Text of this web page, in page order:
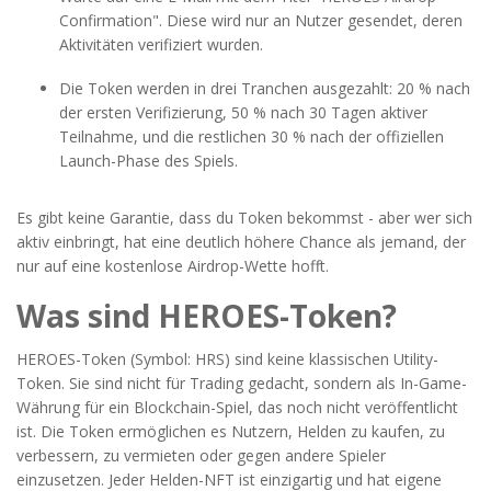
Confirmation". Diese wird nur an Nutzer gesendet, deren
Aktivitäten verifiziert wurden.
Die Token werden in drei Tranchen ausgezahlt: 20 % nach
der ersten Verifizierung, 50 % nach 30 Tagen aktiver
Teilnahme, und die restlichen 30 % nach der offiziellen
Launch-Phase des Spiels.
Es gibt keine Garantie, dass du Token bekommst - aber wer sich
aktiv einbringt, hat eine deutlich höhere Chance als jemand, der
nur auf eine kostenlose Airdrop-Wette hofft.
Was sind HEROES-Token?
HEROES-Token (Symbol: HRS) sind keine klassischen Utility-
Token. Sie sind nicht für Trading gedacht, sondern als In-Game-
Währung für ein Blockchain-Spiel, das noch nicht veröffentlicht
ist. Die Token ermöglichen es Nutzern, Helden zu kaufen, zu
verbessern, zu vermieten oder gegen andere Spieler
einzusetzen. Jeder Helden-NFT ist einzigartig und hat eigene